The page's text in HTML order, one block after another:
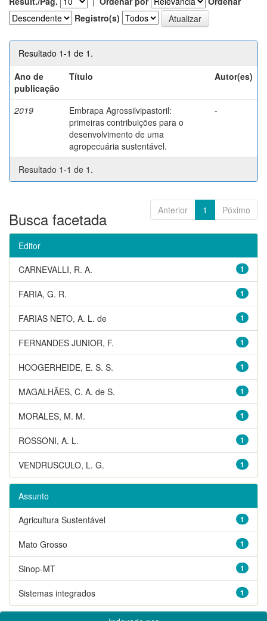
Registro(s)
Resultado 1-1 de 1.
Ano de
publicação
Título Autor(es)
2019
Embrapa Agrossilvipastoril:
primeiras contribuições para o
desenvolvimento de uma
agropecuária sustentável.
-
Resultado 1-1 de 1.
Anterior 1 Póximo
Busca facetada
Editor
1
CARNEVALLI, R. A.
1
FARIA, G. R.
1
FARIAS NETO, A. L. de
1
FERNANDES JUNIOR, F.
1
HOOGERHEIDE, E. S. S.
1
MAGALHÃES, C. A. de S.
1
MORALES, M. M.
1
ROSSONI, A. L.
1
VENDRUSCULO, L. G.
Assunto
1
Agricultura Sustentável
1
Mato Grosso
1
Sinop-MT
1
Sistemas integrados